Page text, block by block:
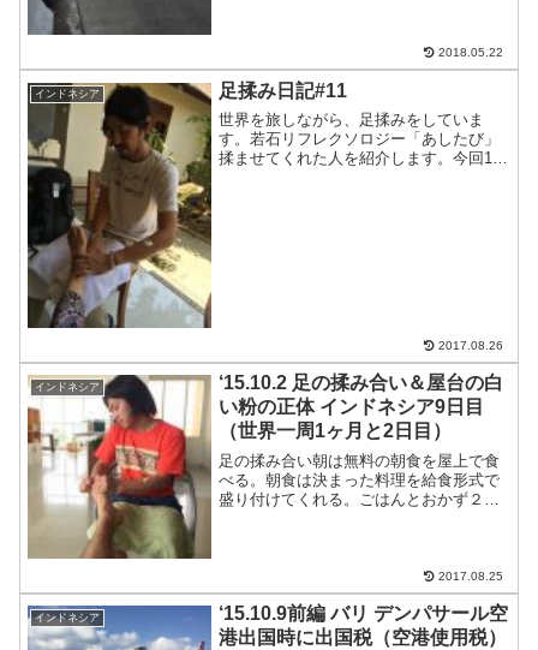
2018.05.22
インドネシア 足揉み日記#11
世界を旅しながら、足揉みをしていま
す。若石リフレクソロジー「あしたび」
揉ませてくれた人を紹介します。今回11
2017.08.26
インドネシア
‘15.10.2 足の揉み合い＆屋台の白
い粉の正体 インドネシア9日目
（世界一周1ヶ月と2日目）
足の揉み合い朝は無料の朝食を屋上で食
べる。朝食は決まった料理を給食形式で
盛り付けてくれる。ごはんとおかず２品
2017.08.25
インドネシア
‘15.10.9前編 バリ デンパサール空
港出国時に出国税（空港使用税）